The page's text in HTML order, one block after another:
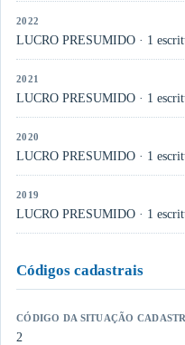
2022
LUCRO PRESUMIDO · 1
2021
LUCRO PRESUMIDO · 1
2020
LUCRO PRESUMIDO · 1
2019
LUCRO PRESUMIDO · 1
Códigos cadastrais
CÓDIGO DA SITUAÇÃO
2